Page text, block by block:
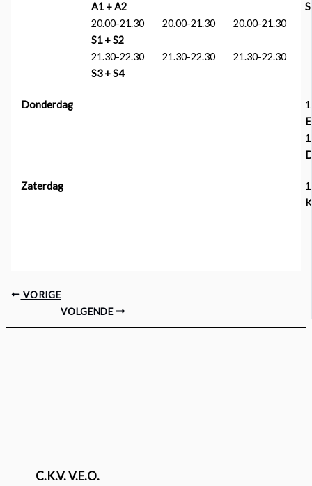
A1 + A2
20.00-21.30
20.00-21.30
20.00-21.30
S1 + S2
21.30-22.30
21.30-22.30
21.30-22.30
S3 + S4
Donderdag
Zaterdag
VORIGE
VOLGENDE
C.K.V. V.E.O.